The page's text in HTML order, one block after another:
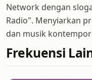
Network dengan
Radio". Menyiarkan
dan musik
Frekuensi